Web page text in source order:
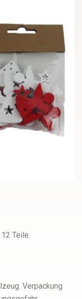
Teile.
Verpackung